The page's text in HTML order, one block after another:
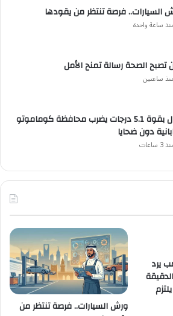
السيارات.. فرصة تنتظر من يقودها
ساعة واحدة
تصبح الصحة رسالة تمنح الأمل
ساعتين
زلزال بقوة 5.1 درجات يضرب محافظة كوماموتو
دون ضحايا
ساعات
يرد
ورش السيارات.. فرصة تنتظر من